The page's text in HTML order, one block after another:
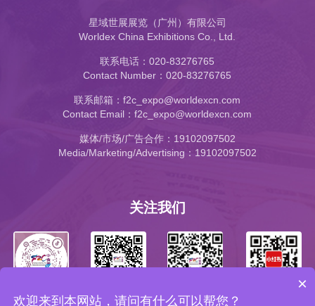
星域世展展览（广州）有限公司
Worldex China Exhibitions Co., Ltd.
联系电话：020-83276765
Contact Number：020-83276765
联系邮箱：f2c_expo@worldexcn.com
Contact Email：f2c_expo@worldexcn.com
媒体/市场/广告合作：19102097502
Media/Marketing/Advertising：19102097502
关注我们
抖音号 公众号 视频号
×
欢迎来到本网站，请问有什么可以帮您？